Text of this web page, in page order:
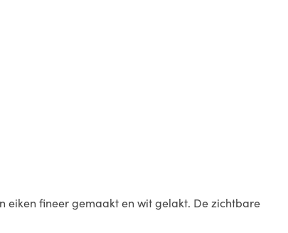
eiken fineer gemaakt en wit gelakt. De zichtbare